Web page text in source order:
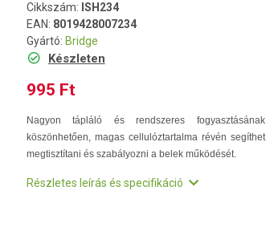
Cikkszám: ISH234
EAN: 8019428007234
Gyártó: Bridge
Készleten
995 Ft
Nagyon tápláló és rendszeres fogyasztásának
köszönhetően, magas cellulóztartalma révén segíthet
megtisztítani és szabályozni a belek működését.
Részletes leírás és specifikáció